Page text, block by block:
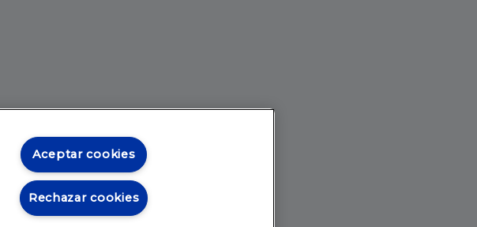
Aceptar cookies
Rechazar cookies